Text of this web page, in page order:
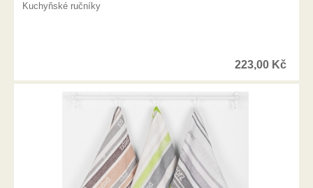
Kuchyňské ručníky
223,00 Kč